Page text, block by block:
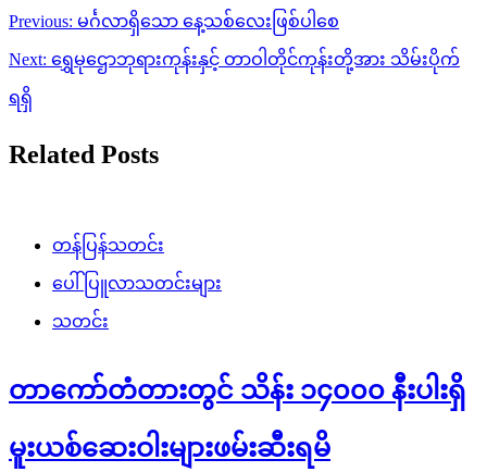
Post
navigation
Previous: မင်္ဂလာရှိသော နေ့သစ်လေးဖြစ်ပါစေ
Next: ရွှေမုဌောဘုရားကုန်းနှင့် တာဝါတိုင်ကုန်းတို့အား သိမ်းပိုက်
ရရှိ
Related Posts
တန်ပြန်သတင်း
ပေါ်ပြူလာသတင်းများ
သတင်း
တာကော်တံတားတွင် သိန်း ၁၄၀၀၀ နီးပါးရှိ
မူးယစ်ဆေးဝါးများဖမ်းဆီးရမိ